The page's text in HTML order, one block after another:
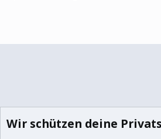
Wir schützen deine